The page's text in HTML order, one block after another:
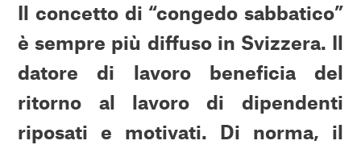
Il concetto di “congedo sabbatico”
è sempre più diffuso in Svizzera. Il
datore di lavoro beneficia del
ritorno al lavoro di dipendenti
riposati e motivati. Di norma, il